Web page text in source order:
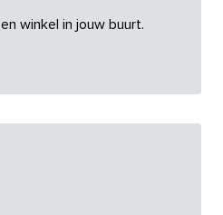
winkel in jouw buurt.